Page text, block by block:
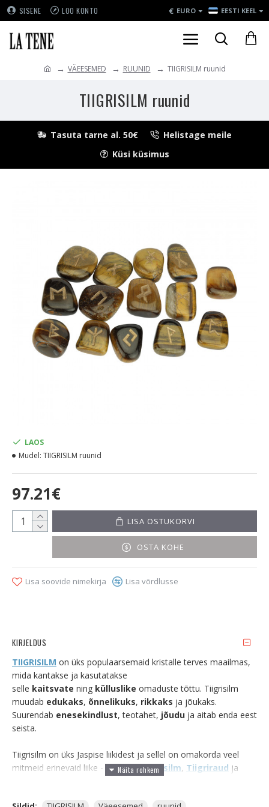
SISENE LOO KONTO € EURO EESTI KEEL
VÄEESEMED RUUNID TIIGRISILM ruunid
TIIGRISILM ruunid
Tasuta tarne al. 50€
Helistage meile
Küsi küsimus
97.21€
LAOS
Mudel: TIIGRISILM ruunid
LISA OSTUKORVI
OSTA KOHE
Lisa soovide nimekirja Lisa võrdlusse
KIRJELDUS
TIIGRISILM on üks populaarsemaid kristalle terves maailmas,
mida kantakse ja kasutatakse
selle kaitsvate ning külluslike omaduste tõttu. Tiigrisilm
muudab edukaks, õnnelikuks, rikkaks ja jõukaks.
Suurendab enesekindlust, teotahet, jõudu ja aitab enda eest
seista.
Tiigrisilm on üks Jaspise liikidest ja sellel on omakorda veel
mitmeid erinevaid liike -Punane Tiigrisilm, Tiigriraud ja